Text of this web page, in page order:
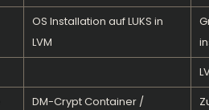
OS Installation auf LUKS in
LVM
DM-Crypt Container /